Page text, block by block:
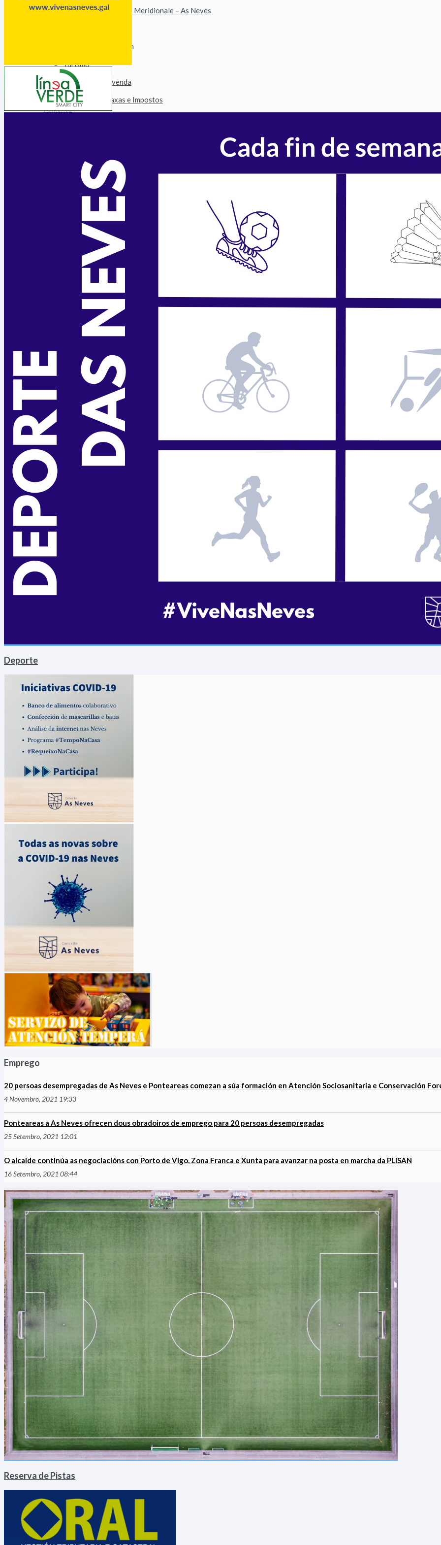
Irmandade Loira Atlantique Meridionale – As Neves
Emprego e Formación
Turismo
Patrimonio
Urbanismo e Vivenda
Facenda
Orzamentos, Taxas e Impostos
Fomento
Persoal
Parque Móbil
Innovación Tecnolóxica
Deportes
Medio Urbano
Tráfico
Biblioteca
Lingua
Servizos Sociais
Voluntariado
Cultura
Comunicación
Seguridade
Policía Local
Diríxete ao Concello
Escoitámoste
Interésache
Bandos
Deporte
Emprego
20 persoas desempregadas de As Neves e Ponteareas comezan a súa formación en Atención Sociosanitaria e Conservación
4 Novembro, 2021 19:33
Ponteareas a As Neves ofrecen dous obradoiros de emprego para 20 persoas desempregadas
25 Setembro, 2021 12:01
O alcalde continúa as negociacións con Porto de Vigo, Zona Franca e Xunta para avanzar na posta en marcha da PLISAN
16 Setembro, 2021 08:44
Reserva de Pistas